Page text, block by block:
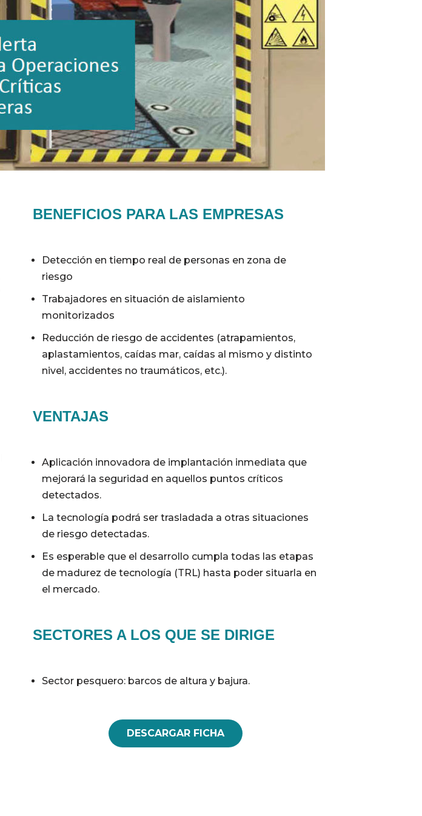
BENEFICIOS PARA LAS EMPRESAS
Detección en tiempo real de personas en zona de
riesgo
Trabajadores en situación de aislamiento
monitorizados
Reducción de riesgo de accidentes (atrapamientos,
aplastamientos, caídas mar, caídas al mismo y distinto
nivel, accidentes no traumáticos, etc.).
VENTAJAS
Aplicación innovadora de implantación inmediata que
mejorará la seguridad en aquellos puntos críticos
detectados.
La tecnología podrá ser trasladada a otras situaciones
de riesgo detectadas.
Es esperable que el desarrollo cumpla todas las etapas
de madurez de tecnología (TRL) hasta poder situarla en
el mercado.
SECTORES A LOS QUE SE DIRIGE
Sector pesquero: barcos de altura y bajura.
DESCARGAR FICHA